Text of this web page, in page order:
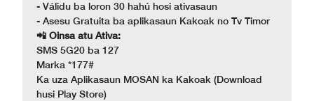
- Válidu ba loron 30 hahú hosi ativasaun
- Asesu Gratuita ba aplikasaun Kakoak no Tv Timor
📲 Oinsa atu Ativa:
SMS 5G20 ba 127
Marka *177#
Ka uza Aplikasaun MOSAN ka Kakoak (Download
husi Play Store)